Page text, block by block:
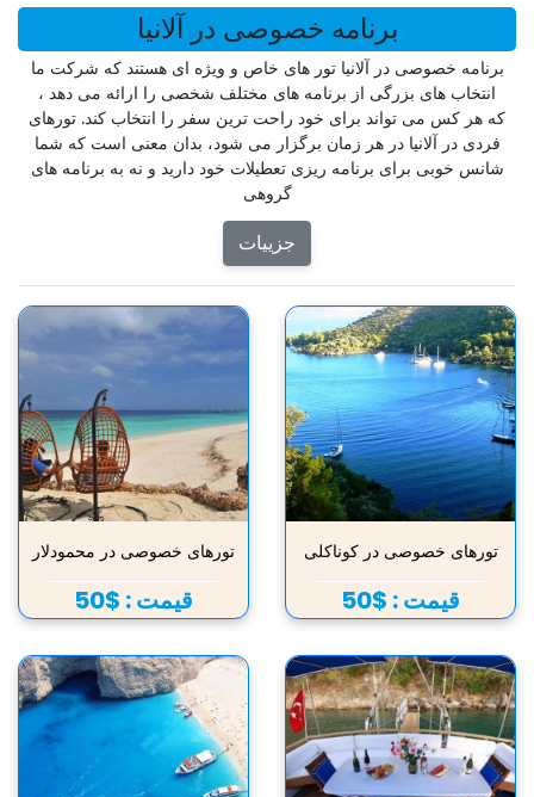
برنامه خصوصی در آلانیا
برنامه خصوصی در آلانیا تور های خاص و ویژه ای هستند که شرکت ما
انتخاب های بزرگی از برنامه های مختلف شخصی را ارائه می دهد ،
که هر کس می تواند برای خود راحت ترین سفر را انتخاب کند. تورهای
فردی در آلانیا در هر زمان برگزار می شود، بدان معنی است که شما
شانس خوبی برای برنامه ریزی تعطیلات خود دارید و نه به برنامه های
گروهی
جزییات
تورهای خصوصی در کوناکلی
قیمت : $50
تورهای خصوصی در محمودلار
قیمت : $50